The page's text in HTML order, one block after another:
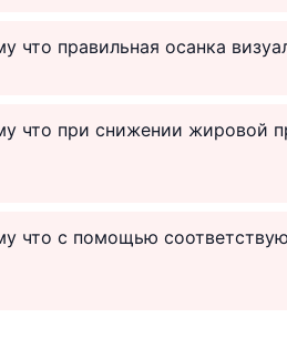
что правильная осанка
что при снижении жировой
что с помощью